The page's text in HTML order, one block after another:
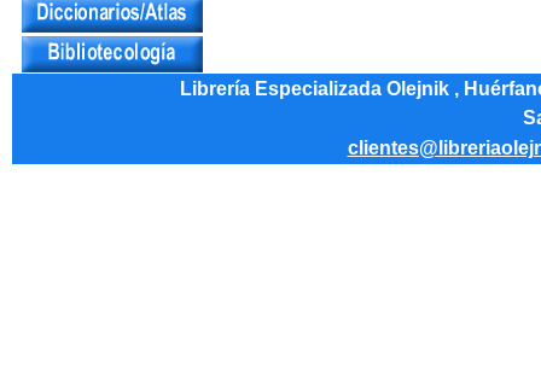
Librería Especializada Olejnik ,